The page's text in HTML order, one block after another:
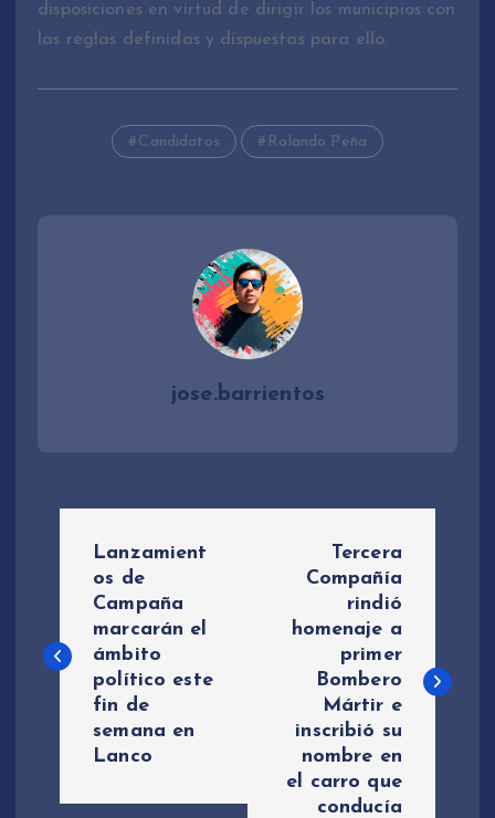
disposiciones en virtud de dirigir los municipios con
las reglas definidas y dispuestas para ello.
Candidatos Rolando Peña
jose.barrientos
v
a
Lanzamient
os de
Campaña
marcarán el
ámbito
político este
fin de
semana en
Lanco
Tercera
Compañía
rindió
homenaje a
primer
Bombero
Mártir e
inscribió su
nombre en
el carro que
conducía